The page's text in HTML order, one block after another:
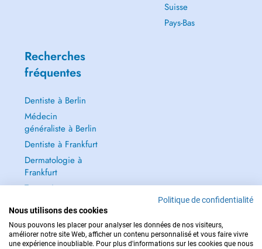
Suisse
Pays-Bas
Recherches
fréquentes
Dentiste à Berlin
Médecin
généraliste à Berlin
Dentiste à Frankfurt
Dermatologie à
Frankfurt
Tout voir →
Politique de confidentialité
Nous utilisons des cookies
Nous pouvons les placer pour analyser les données de nos visiteurs,
améliorer notre site Web, afficher un contenu personnalisé et vous faire vivre
une expérience inoubliable. Pour plus d'informations sur les cookies que nous